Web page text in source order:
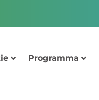
Programma